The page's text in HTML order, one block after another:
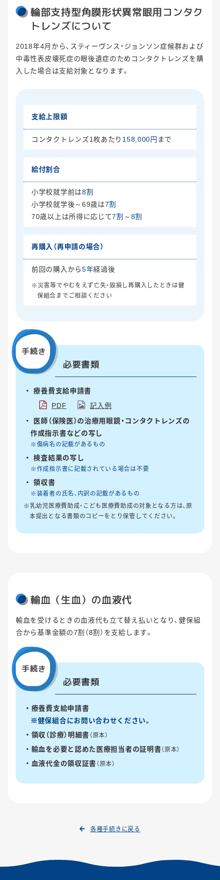
輪部支持型角膜形状異常眼用コンタク
トレンズについて
2018年4月から、スティーヴンス・ジョンソン症候群および
中毒性表皮壊死症の眼後遺症のためコンタクトレンズを購
入した場合は支給対象となります。
支給上限額
コンタクトレンズ1枚あたり 158,000円 まで
給付割合
小学校就学前は8割
小学校就学後～69歳は7割
70歳以上は所得に応じて7割～8割
再購入 （再申請の場合）
前回の購入から5年経過後
※災害等でやむをえず亡失・毀損し再購入したときは健
保組合までご相談ください
手続き
必要書類
療養費支給申請書
PDF
記入例
医師（保険医）の治療用眼鏡・コンタクトレンズの
作成指示書などの写し
※傷病名の記載があるもの
検査結果の写し
※作成指示書に記載されている場合は不要
領収書
※装着者の氏名、内訳の記載があるもの
※乳幼児医療費助成・こども医療費助成の対象となる方は、原
本提出となる書類のコピーをとり保管してください。
輸血（生血）の血液代
輸血を受けるときの血液代も立て替え払いとなり、健保組
合から基準金額の7割（8割）を支給します。
手続き
必要書類
療養費支給申請書
※健保組合にお問い合わせください。
領収（診療）明細書 （原本）
輸血を必要と認めた医療担当者の証明書（原本）
血液代金の領収証書 （原本）
各種手続きに戻る